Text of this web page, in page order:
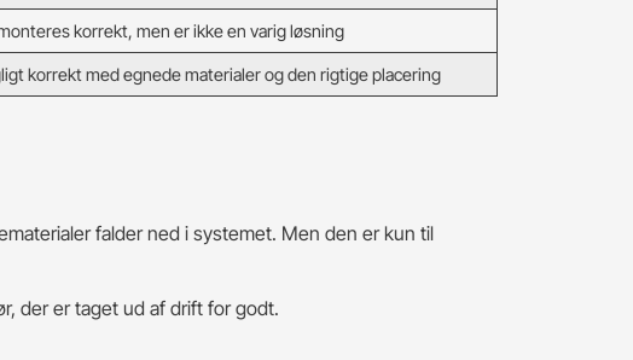
korrekt, men er ikke en varig løsning
korrekt med egnede materialer og den rigtige placering
falder ned i systemet. Men den er kun til
der er taget ud af drift for godt.